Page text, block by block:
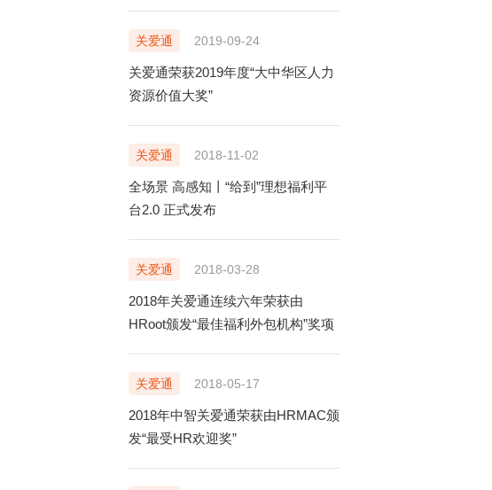
，或不
关爱通 2019-09-24
关爱通荣获2019年度“大中华区人力
资源价值大奖”
关爱通 2018-11-02
全场景 高感知丨“给到”理想福利平
台2.0 正式发布
关爱通 2018-03-28
2018年关爱通连续六年荣获由
HRoot颁发“最佳福利外包机构”奖项
关爱通 2018-05-17
2018年中智关爱通荣获由HRMAC颁
发“最受HR欢迎奖”
400-888-5818
汇区沪闵路9299号中智大厦9楼